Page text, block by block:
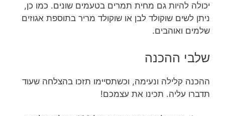
יכולה להיות גם מחית תמרים בטעמים שונים. כמו כן,
ניתן לשים שוקולד לבן או שוקולד מריר בתוספת אגוזים
שלמים ואוהבים.
שלבי ההכנה
ההכנה קלילה ונעימה, וכשתסיימו תזכו בהצלחה שעוד
תדברו עליה. תכינו את עצמכם!